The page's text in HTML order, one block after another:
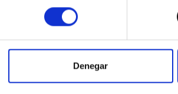
Denegar